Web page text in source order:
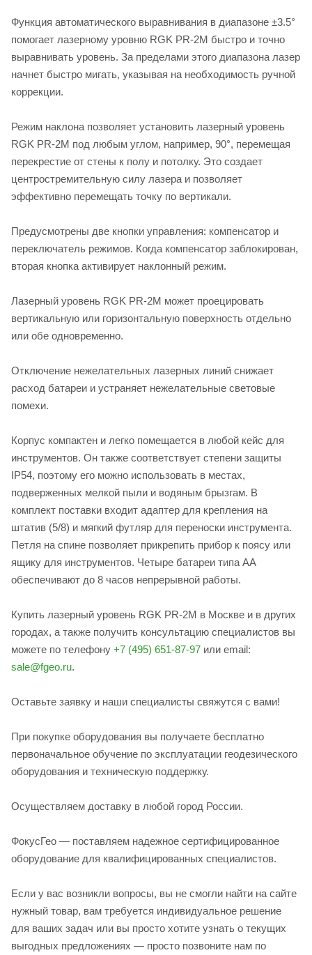
Функция автоматического выравнивания в диапазоне ±3.5°
помогает лазерному уровню RGK PR-2M быстро и точно
выравнивать уровень. За пределами этого диапазона лазер
начнет быстро мигать, указывая на необходимость ручной
коррекции.
Режим наклона позволяет установить лазерный уровень
RGK PR-2M под любым углом, например, 90°, перемещая
перекрестие от стены к полу и потолку. Это создает
центростремительную силу лазера и позволяет
эффективно перемещать точку по вертикали.
Предусмотрены две кнопки управления: компенсатор и
переключатель режимов. Когда компенсатор заблокирован,
вторая кнопка активирует наклонный режим.
Лазерный уровень RGK PR-2M может проецировать
вертикальную или горизонтальную поверхность отдельно
или обе одновременно.
Отключение нежелательных лазерных линий снижает
расход батареи и устраняет нежелательные световые
помехи.
Корпус компактен и легко помещается в любой кейс для
инструментов. Он также соответствует степени защиты
IP54, поэтому его можно использовать в местах,
подверженных мелкой пыли и водяным брызгам. В
комплект поставки входит адаптер для крепления на
штатив (5/8) и мягкий футляр для переноски инструмента.
Петля на спине позволяет прикрепить прибор к поясу или
ящику для инструментов. Четыре батареи типа АА
обеспечивают до 8 часов непрерывной работы.
Купить лазерный уровень RGK PR-2M в Москве и в других
городах, а также получить консультацию специалистов вы
можете по телефону +7 (495) 651-87-97 или email:
sale@fgeo.ru.
Оставьте заявку и наши специалисты свяжутся с вами!
При покупке оборудования вы получаете бесплатно
первоначальное обучение по эксплуатации геодезического
оборудования и техническую поддержку.
Осуществляем доставку в любой город России.
ФокусГео — поставляем надежное сертифицированное
оборудование для квалифицированных специалистов.
Если у вас возникли вопросы, вы не смогли найти на сайте
нужный товар, вам требуется индивидуальное решение
для ваших задач или вы просто хотите узнать о текущих
выгодных предложениях — просто позвоните нам по